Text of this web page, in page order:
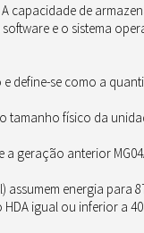
capacidade de
e o sistema
define-se como a
tamanho físico da
geração anterior
assumem energia
igual ou inferior a 40